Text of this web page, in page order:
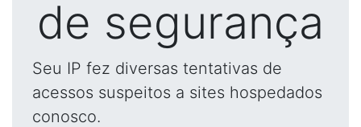
de segurança
Seu IP fez diversas tentativas de
acessos suspeitos a sites hospedados
conosco.